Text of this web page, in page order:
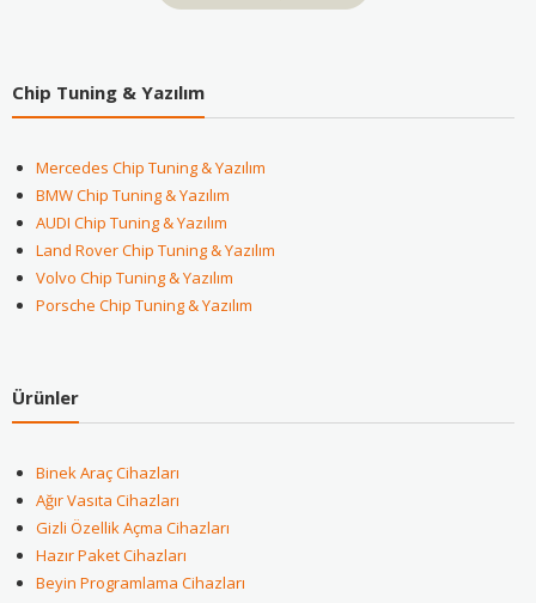
Chip Tuning & Yazılım
Mercedes Chip Tuning & Yazılım
BMW Chip Tuning & Yazılım
AUDI Chip Tuning & Yazılım
Land Rover Chip Tuning & Yazılım
Volvo Chip Tuning & Yazılım
Porsche Chip Tuning & Yazılım
Ürünler
Binek Araç Cihazları
Ağır Vasıta Cihazları
Gizli Özellik Açma Cihazları
Hazır Paket Cihazları
Beyin Programlama Cihazları